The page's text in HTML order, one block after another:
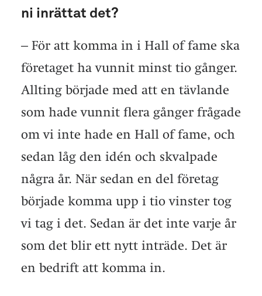
ni inrättat det?
– För att komma in i Hall of fame ska
företaget ha vunnit minst tio gånger.
Allting började med att en tävlande
som hade vunnit flera gånger frågade
om vi inte hade en Hall of fame, och
sedan låg den idén och skvalpade
några år. När sedan en del företag
började komma upp i tio vinster tog
vi tag i det. Sedan är det inte varje år
som det blir ett nytt inträde. Det är
en bedrift att komma in.